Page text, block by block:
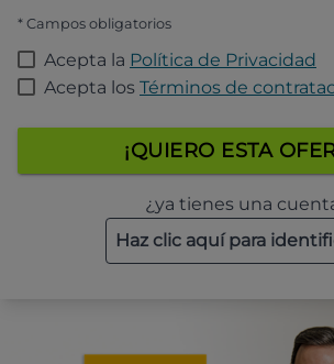
* Campos obligatorios
Acepta la Política de Privacidad
Acepta los Términos de
¡QUIERO ESTA
¿ya tienes una
Haz clic aquí para